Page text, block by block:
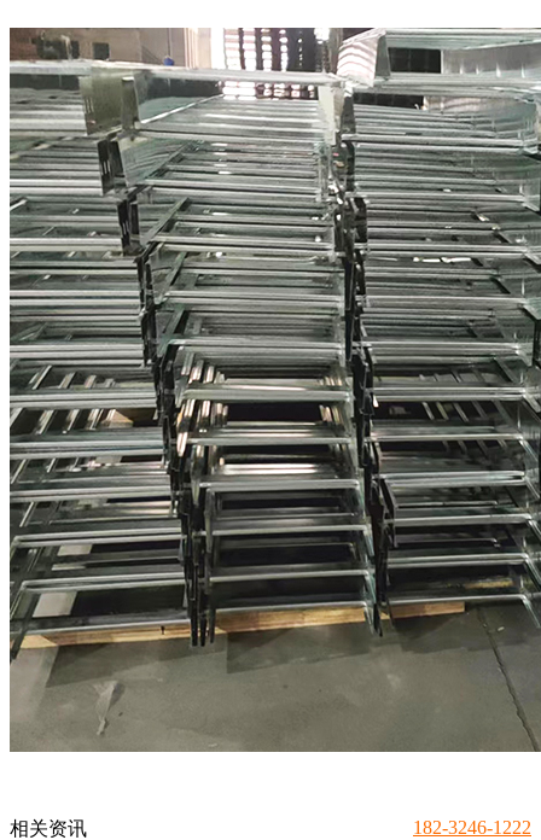
182-3246-1222
相关资讯